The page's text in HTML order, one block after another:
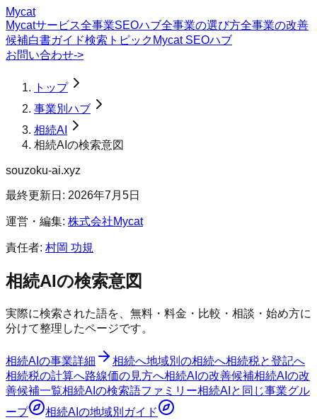
Mycat
Mycatサービス全事業SEOハブ全事業の選び方全事業の改善
候補白書ガイド検索トピック Mycat SEOハブ
お問い合わせ->
トップ
事業別ハブ
相続AI
相続AIの検索意図
souzoku-ai.xyz
最終更新日: 2026年7月5日
運営・編集: 株式会社Mycat
責任者: 村岡 功規
相続AIの検索意図
実際に検索された語を、無料・料金・比較・相談・始め方に
分けて整理したページです。
相続AI の事業詳細 相続へ地域別の相続へ相続税と登記へ
相続税の計算へ路線価の見方へ相続AI の改善候補相続AI の改
善候補一覧相続AI の検索語ファミリー相続AI と同じ事業グル
ープ
相続AI の地域別ガイド